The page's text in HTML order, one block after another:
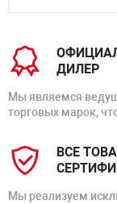
ДИЛЕР
Мы являемся
торговых марок,
ВСЕ
Мы реализуем